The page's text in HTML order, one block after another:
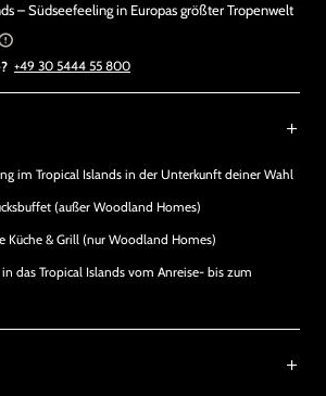
– Südseefeeling in Europas größter Tropenwelt
+49 30 5444 55 800
im Tropical Islands in der Unterkunft deiner Wahl
(außer Woodland Homes)
Küche & Grill (nur Woodland Homes)
das Tropical Islands vom Anreise- bis zum